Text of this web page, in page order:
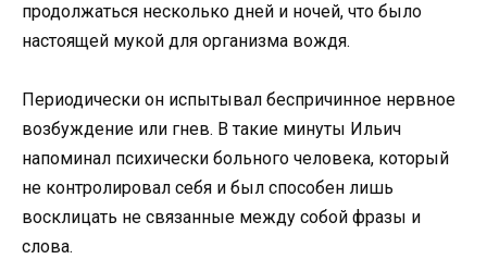
продолжаться несколько дней и ночей, что было
настоящей мукой для организма вождя.
Периодически он испытывал беспричинное нервное
возбуждение или гнев. В такие минуты Ильич
напоминал психически больного человека, который
не контролировал себя и был способен лишь
восклицать не связанные между собой фразы и
слова.